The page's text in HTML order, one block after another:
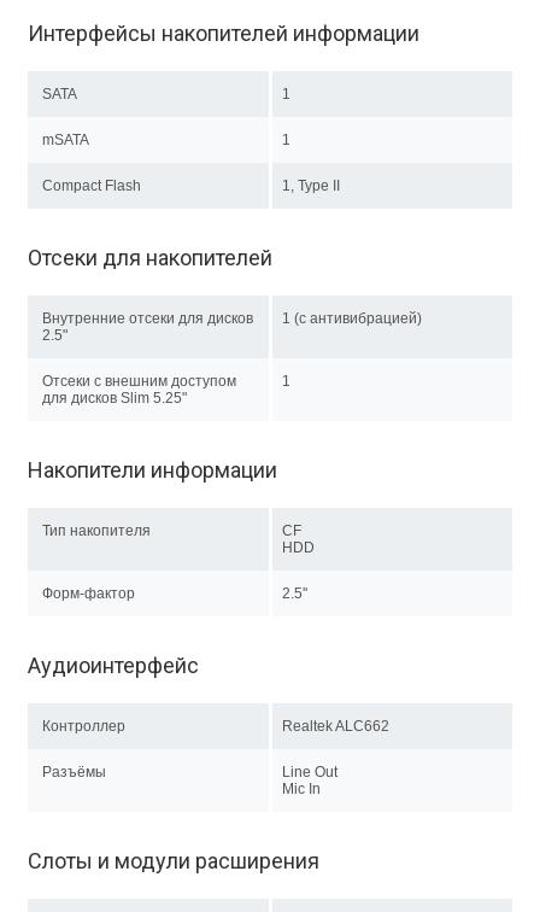
Интерфейсы накопителей информации
SATA 1
mSATA 1
Compact Flash 1, Type II
Отсеки для накопителей
Внутренние отсеки для дисков
2.5"
1 (с антивибрацией)
Отсеки с внешним доступом
для дисков Slim 5.25"
1
Накопители информации
Тип накопителя
CF
HDD
Форм-фактор 2.5''
Аудиоинтерфейс
Контроллер Realtek ALC662
Разъёмы
Line Out
Mic In
Слоты и модули расширения